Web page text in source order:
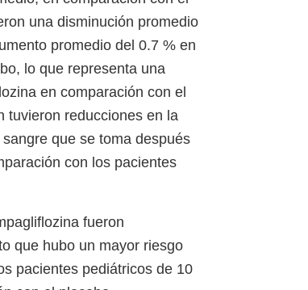
una disminución promedio
promedio del 0.7 % en
lo que representa una
en comparación con el
tuvieron reducciones en la
que se toma después
con los pacientes
fueron
que hubo un mayor riesgo
pacientes pediátricos de 10